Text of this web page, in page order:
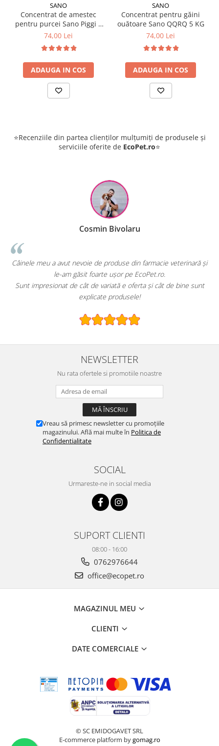
SANO
Concentrat de amestec
pentru purcei Sano Piggi 5
KG
74,00 Lei
ADAUGA IN COS
SANO
Concentrat pentru găini
ouătoare Sano QQRQ 5 KG
74,00 Lei
ADAUGA IN COS
⭐Recenziile din partea clienților mulțumiți de produsele și
serviciile oferite de EcoPet.ro⭐
și
bine sunt
Raluca Popescu
EcoPet.ro este salvarea mea de fiecare dată când am
hrană sau produse pentru păsările exotice din
E greu să găsești un magazin online cu o gamă atât de
specializată.
NEWSLETTER
Nu rata ofertele si promotiile noastre
Vreau să primesc newsletter cu promoțiile
magazinului. Află mai multe în Politica de
Confidentialitate
SOCIAL
Urmareste-ne in social media
SUPORT CLIENTI
08:00 - 16:00
0762976644
office@ecopet.ro
MAGAZINUL MEU
CLIENTI
DATE COMERCIALE
© SC EMIDOGAVET SRL
E-commerce platform bygomag.ro